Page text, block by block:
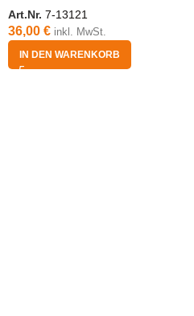
Art.Nr. 7-13121
36,00 € inkl. MwSt.
IN DEN WARENKORB